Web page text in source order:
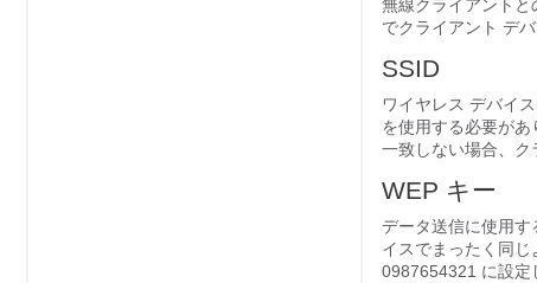
無線クライアントと
でクライアント デ
SSID
ワイヤレス デバイ
を使用する必要が
一致しない場合、ク
WEP キー
データ送信に使用す
イスでまったく同
0987654321 に設定